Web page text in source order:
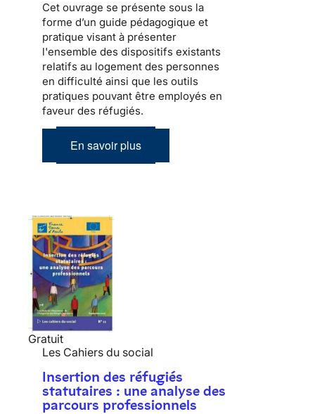
Cet ouvrage se présente sous la
forme d’un guide pédagogique et
pratique visant à présenter
l'ensemble des dispositifs existants
relatifs au logement des personnes
en difficulté ainsi que les outils
pratiques pouvant être employés en
faveur des réfugiés.
En savoir plus
Gratuit
Les Cahiers du social
Insertion des réfugiés
statutaires : une analyse des
parcours professionnels